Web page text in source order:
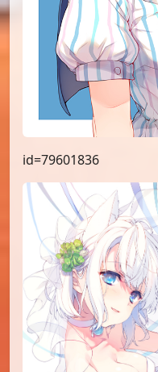
id=79601836